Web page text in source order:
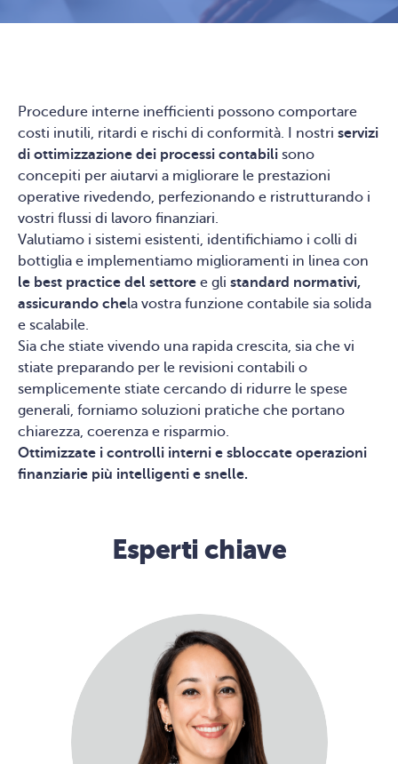
Procedure interne inefficienti possono comportare
costi inutili, ritardi e rischi di conformità. I nostri servizi
di ottimizzazione dei processi contabili sono
concepiti per aiutarvi a migliorare le prestazioni
operative rivedendo, perfezionando e ristrutturando i
vostri flussi di lavoro finanziari.
Valutiamo i sistemi esistenti, identifichiamo i colli di
bottiglia e implementiamo miglioramenti in linea con
le best practice del settore e gli standard normativi,
assicurando chela vostra funzione contabile sia solida
e scalabile.
Sia che stiate vivendo una rapida crescita, sia che vi
stiate preparando per le revisioni contabili o
semplicemente stiate cercando di ridurre le spese
generali, forniamo soluzioni pratiche che portano
chiarezza, coerenza e risparmio.
Ottimizzate i controlli interni e sbloccate operazioni
finanziarie più intelligenti e snelle.
Esperti chiave